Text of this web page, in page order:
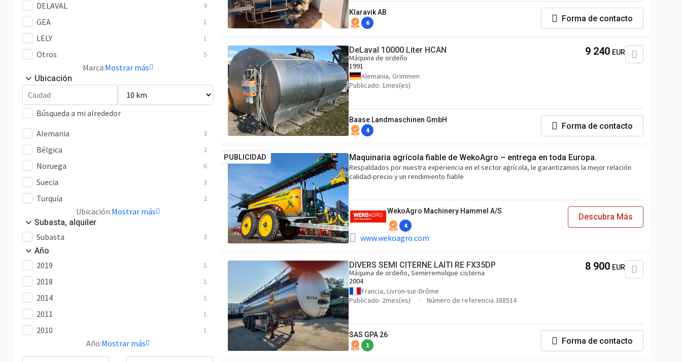
DELAVAL 9
GEA 1
LELY 1
Otros 5
Marca:Mostrar más
Ubicación
Búsqueda a mi alrededor
Alemania
3
Bélgica 2
Noruega 6
Suecia 3
Turquía 2
Ubicación:Mostrar más
Subasta, alquiler
Subasta 3
Año
2019 1
2018 1
2014 1
2011 1
2010 1
Año:Mostrar más
Klaravik AB
6 Forma de contacto
DeLaval 10000 Liter HCAN
Máquina de ordeño
1991
Alemania, Grimmen
Publicado: 1mes(es)
9 240 EUR
Baase Landmaschinen GmbH
4 Forma de contacto
PUBLICIDAD Maquinaria agrícola fiable de WekoAgro – entrega en toda Europa.
Respaldados por nuestra experiencia en el sector agrícola, le garantizamos la mejor relación
calidad-precio y un rendimiento fiable
WekoAgro Machinery Hammel A/S
4
www.wekoagro.com
Descubra Más
DIVERS SEMI CITERNE LAITI RE FX35DP
Máquina de ordeño, Semirremolque cisterna
2004
Francia, Livron-sur-Drôme
Publicado: 2mes(es)
Número de referencia 388514
8 900 EUR
SAS GPA 26
1 Forma de contacto